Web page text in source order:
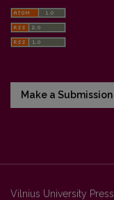
Make a Submission
Vilnius University Press